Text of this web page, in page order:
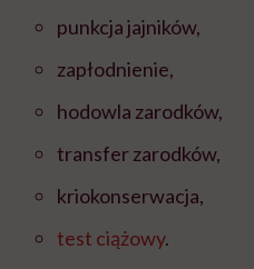
punkcja jajników,
zapłodnienie,
hodowla zarodków,
transfer zarodków,
kriokonserwacja,
test ciążowy.